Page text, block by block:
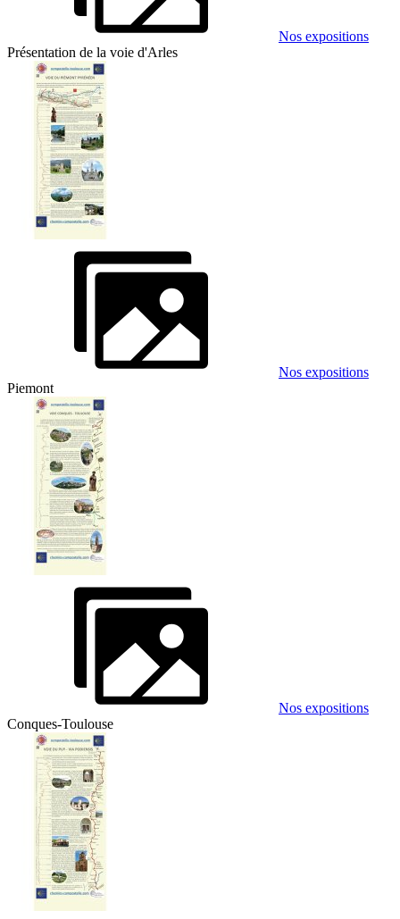
Nos expositions
Présentation de la voie d'Arles
Nos expositions
Piemont
Nos expositions
Conques-Toulouse